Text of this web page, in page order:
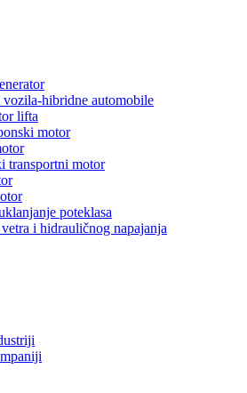
vozila-hibridne automobile
lifta
motor
transportni motor
poteklasa
i hidrauličnog napajanja